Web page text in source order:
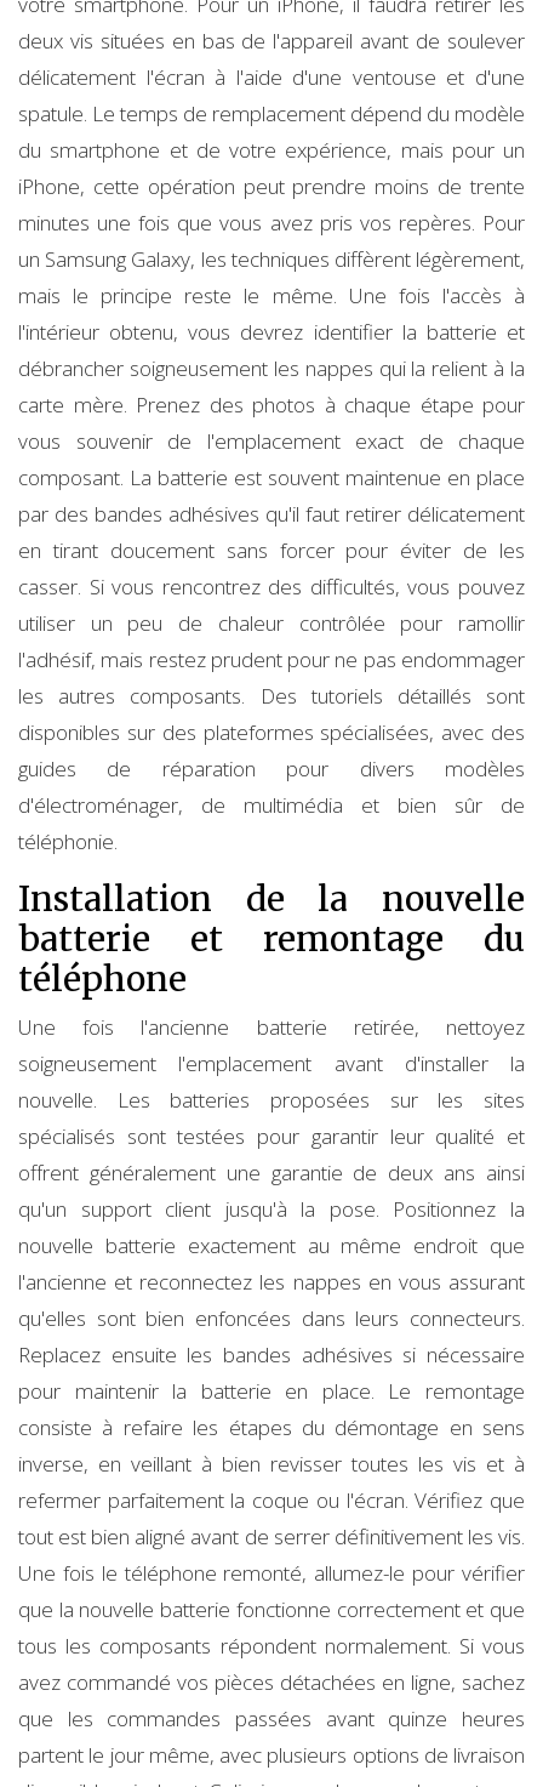
deux vis situées en bas de l'appareil avant de soulever
délicatement l'écran à l'aide d'une ventouse et d'une
spatule. Le temps de remplacement dépend du modèle
du smartphone et de votre expérience, mais pour un
iPhone, cette opération peut prendre moins de trente
minutes une fois que vous avez pris vos repères. Pour
un Samsung Galaxy, les techniques diffèrent légèrement,
mais le principe reste le même. Une fois l'accès à
l'intérieur obtenu, vous devrez identifier la batterie et
débrancher soigneusement les nappes qui la relient à la
carte mère. Prenez des photos à chaque étape pour
vous souvenir de l'emplacement exact de chaque
composant. La batterie est souvent maintenue en place
par des bandes adhésives qu'il faut retirer délicatement
en tirant doucement sans forcer pour éviter de les
casser. Si vous rencontrez des difficultés, vous pouvez
utiliser un peu de chaleur contrôlée pour ramollir
l'adhésif, mais restez prudent pour ne pas endommager
les autres composants. Des tutoriels détaillés sont
disponibles sur des plateformes spécialisées, avec des
guides de réparation pour divers modèles
d'électroménager, de multimédia et bien sûr de
téléphonie.
Installation de la nouvelle
batterie et remontage du
téléphone
Une fois l'ancienne batterie retirée, nettoyez
soigneusement l'emplacement avant d'installer la
nouvelle. Les batteries proposées sur les sites
spécialisés sont testées pour garantir leur qualité et
offrent généralement une garantie de deux ans ainsi
qu'un support client jusqu'à la pose. Positionnez la
nouvelle batterie exactement au même endroit que
l'ancienne et reconnectez les nappes en vous assurant
qu'elles sont bien enfoncées dans leurs connecteurs.
Replacez ensuite les bandes adhésives si nécessaire
pour maintenir la batterie en place. Le remontage
consiste à refaire les étapes du démontage en sens
inverse, en veillant à bien revisser toutes les vis et à
refermer parfaitement la coque ou l'écran. Vérifiez que
tout est bien aligné avant de serrer définitivement les vis.
Une fois le téléphone remonté, allumez-le pour vérifier
que la nouvelle batterie fonctionne correctement et que
tous les composants répondent normalement. Si vous
avez commandé vos pièces détachées en ligne, sachez
que les commandes passées avant quinze heures
partent le jour même, avec plusieurs options de livraison